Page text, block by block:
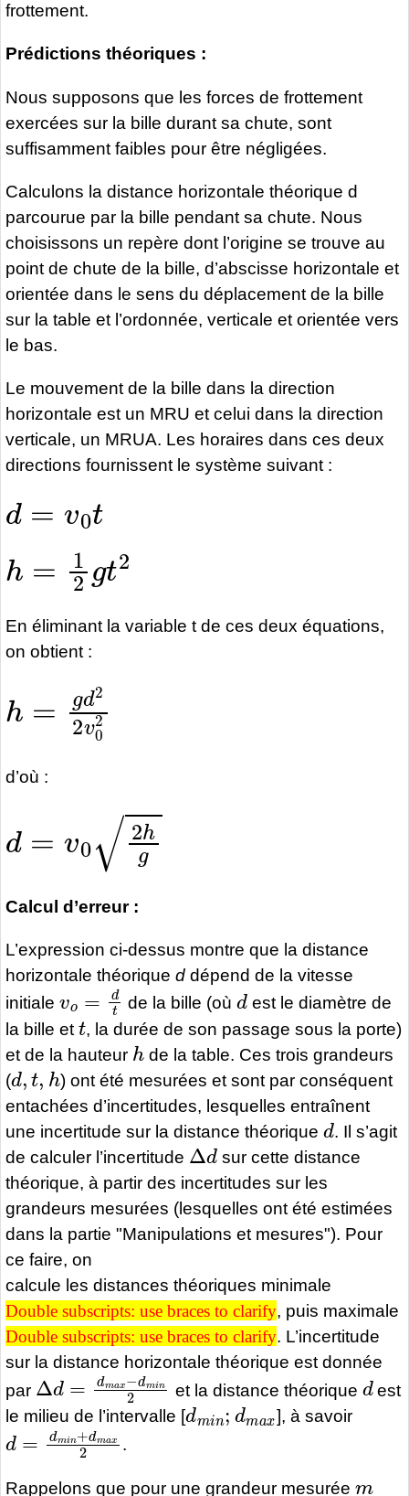
frottement.
Prédictions théoriques :
Nous supposons que les forces de frottement
exercées sur la bille durant sa chute, sont
suffisamment faibles pour être négligées.
Calculons la distance horizontale théorique d
parcourue par la bille pendant sa chute. Nous
choisissons un repère dont l’origine se trouve au
point de chute de la bille, d’abscisse horizontale et
orientée dans le sens du déplacement de la bille
sur la table et l’ordonnée, verticale et orientée vers
le bas.
Le mouvement de la bille dans la direction
horizontale est un MRU et celui dans la direction
verticale, un MRUA. Les horaires dans ces deux
directions fournissent le système suivant :
d
h
2g 2
En éliminant la variable t de ces deux équations,
on obtient :
h d22
d’où :
d g
Calcul d’erreur :
L’expression ci-dessus montre que la distance
horizontale théorique d dépend de la vitesse
initiale
de la bille (où
d
est le diamètre de
la bille et
t
, la durée de son passage sous la porte)
et de la hauteur
h
de la table. Ces trois grandeurs
(
d,t,h
) ont été mesurées et sont par conséquent
entachées d’incertitudes, lesquelles entraînent
une incertitude sur la distance théorique
d
. Il s’agit
de calculer l’incertitude
Δd
sur cette distance
théorique, à partir des incertitudes sur les
grandeurs mesurées (lesquelles ont été estimées
dans la partie "Manipulations et mesures"). Pour
ce faire, on
calcule les distances théoriques minimale
Double subscripts: use braces to clarify
Double subscripts: use braces to clarify
, puis maximale
Double subscripts: use braces to clarify
Double subscripts: use braces to clarify
. L’incertitude
sur la distance horizontale théorique est donnée
par
Δ d= max−dm
et la distance théorique
d
est
le milieu de l’intervalle [
dm in;dmax
], à savoir
d m n +d
.
Rappelons que pour une grandeur mesurée